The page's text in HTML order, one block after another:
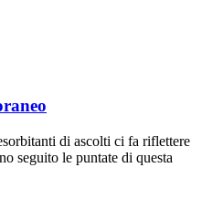
di ascolti ci fa riflettere
seguito le puntate di questa